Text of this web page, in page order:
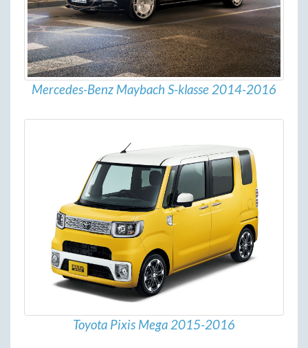
Mercedes-Benz Maybach S-klasse 2014-2016
Toyota Pixis Mega 2015-2016